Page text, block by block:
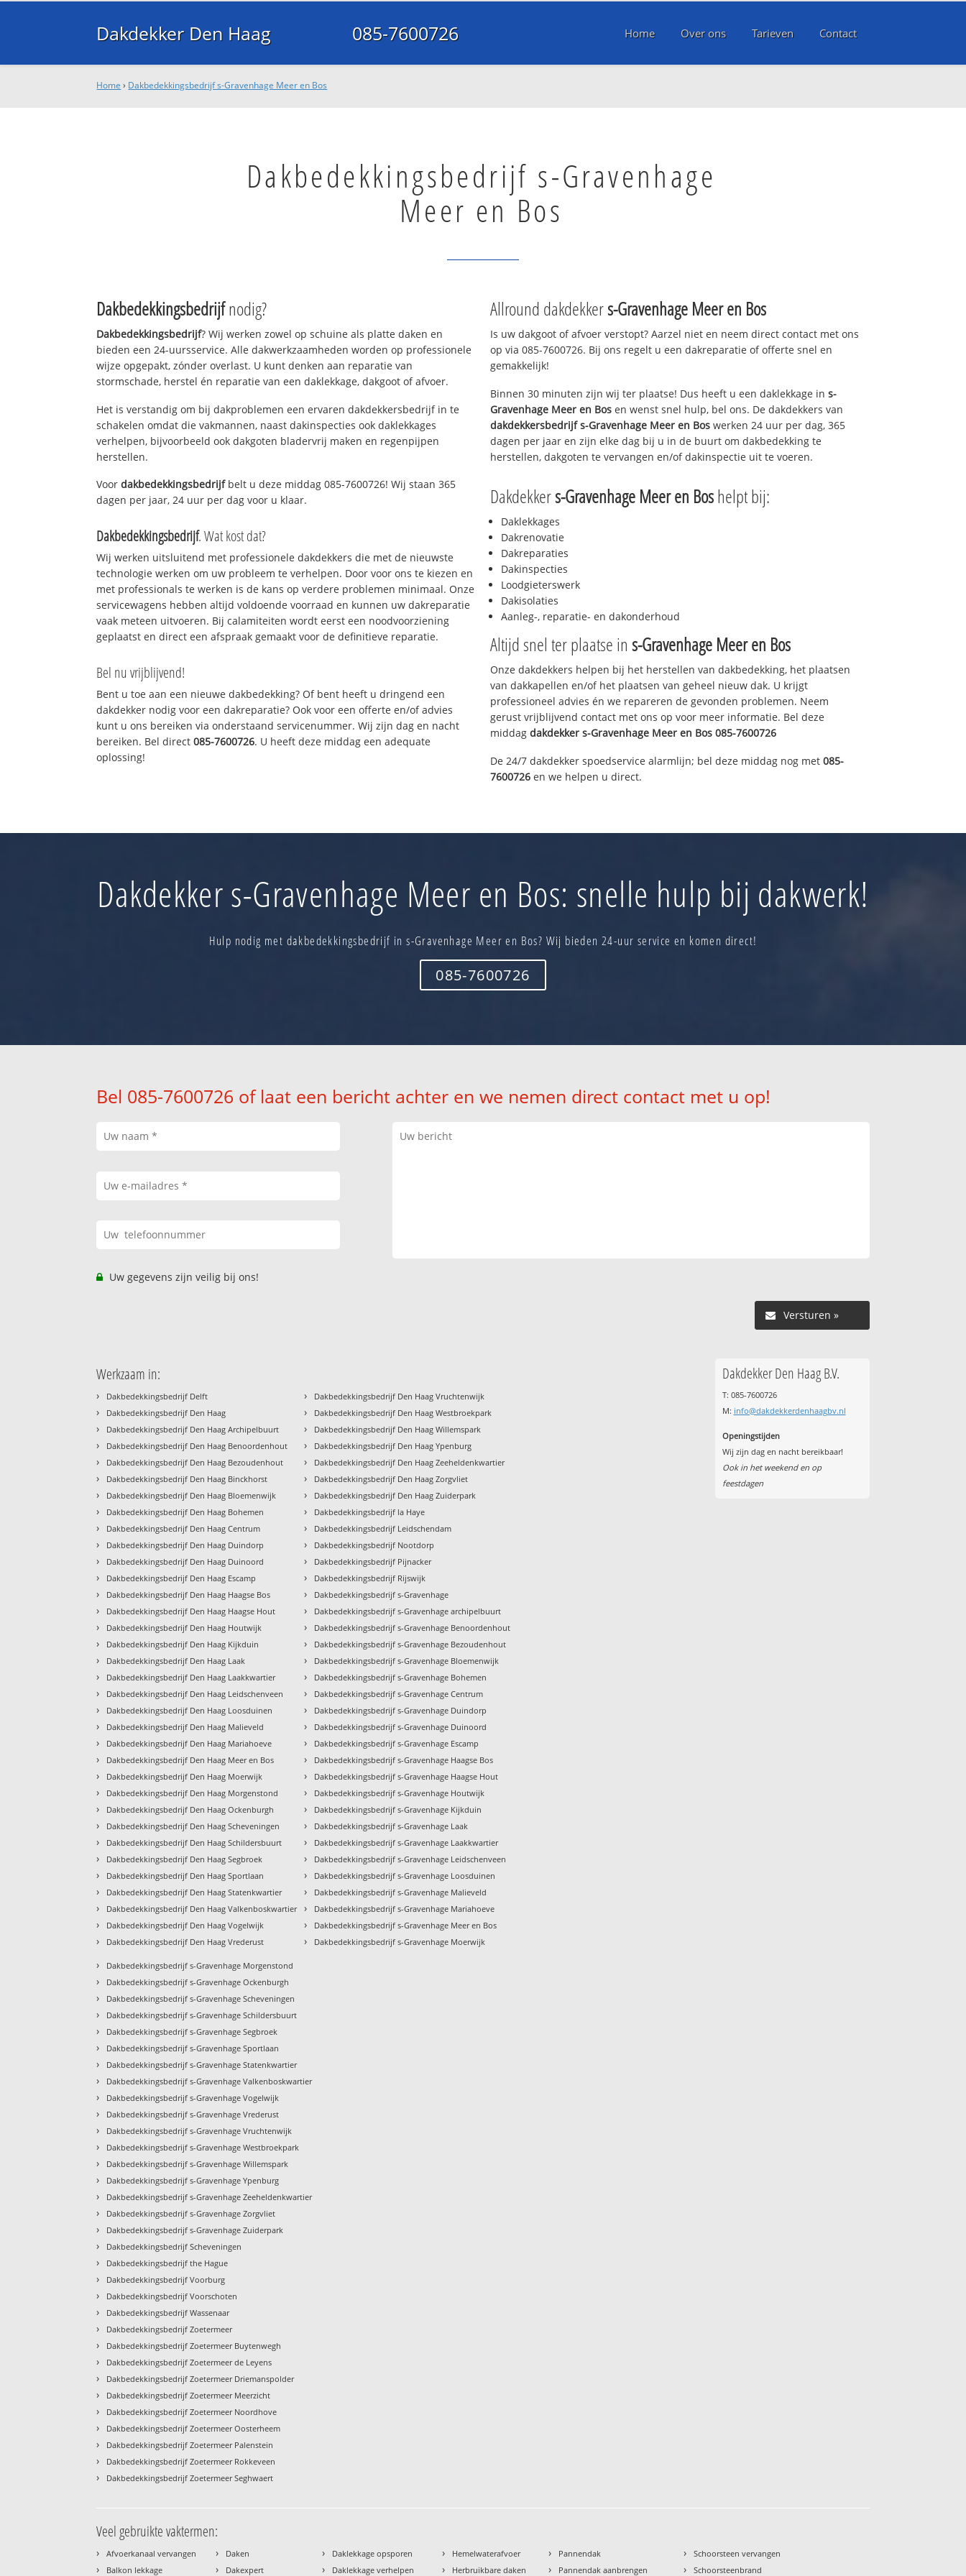
Dakdekker Den Haag 085-7600726 Home Over ons Tarieven Contact
Home › Dakbedekkingsbedrijf s-Gravenhage Meer en Bos
Dakbedekkingsbedrijf s-Gravenhage
Meer en Bos
Dakbedekkingsbedrijfnodig?
Dakbedekkingsbedrijf? Wij werken zowel op schuine als platte daken en
bieden een 24-uursservice. Alle dakwerkzaamheden worden op professionele
wijze opgepakt, zónder overlast. U kunt denken aan reparatie van
stormschade, herstel én reparatie van een daklekkage, dakgoot of afvoer.
Het is verstandig om bij dakproblemen een ervaren dakdekkersbedrijf in te
schakelen omdat die vakmannen, naast dakinspecties ook daklekkages
verhelpen, bijvoorbeeld ook dakgoten bladervrij maken en regenpijpen
herstellen.
Voordakbedekkingsbedrijfbelt u deze middag 085-7600726! Wij staan 365
dagen per jaar, 24 uur per dag voor u klaar.
Dakbedekkingsbedrijf. Wat kost dat?
Wij werken uitsluitend met professionele dakdekkers die met de nieuwste
technologie werken om uw probleem te verhelpen. Door voor ons te kiezen en
met professionals te werken is de kans op verdere problemen minimaal. Onze
servicewagens hebben altijd voldoende voorraad en kunnen uw dakreparatie
vaak meteen uitvoeren. Bij calamiteiten wordt eerst een noodvoorziening
geplaatst en direct een afspraak gemaakt voor de definitieve reparatie.
Bel nu vrijblijvend!
Bent u toe aan een nieuwe dakbedekking? Of bent heeft u dringend een
dakdekker nodig voor een dakreparatie? Ook voor een offerte en/of advies
kunt u ons bereiken via onderstaand servicenummer. Wij zijn dag en nacht
bereiken. Bel direct085-7600726. U heeft deze middag een adequate
oplossing!
Allround dakdekkers-Gravenhage Meer en Bos
Is uw dakgoot of afvoer verstopt? Aarzel niet en neem direct contact met ons
op via 085-7600726. Bij ons regelt u een dakreparatie of offerte snel en
gemakkelijk!
Binnen 30 minuten zijn wij ter plaatse! Dus heeft u een daklekkage in s-
Gravenhage Meer en Bos en wenst snel hulp, bel ons. De dakdekkers van
dakdekkersbedrijfs-Gravenhage Meer en Bos werken 24 uur per dag, 365
dagen per jaar en zijn elke dag bij u in de buurt om dakbedekking te
herstellen, dakgoten te vervangen en/of dakinspectie uit te voeren.
Dakdekkers-Gravenhage Meer en Boshelpt bij:
Daklekkages
Dakrenovatie
Dakreparaties
Dakinspecties
Loodgieterswerk
Dakisolaties
Aanleg-, reparatie- en dakonderhoud
Altijd snel ter plaatse in s-Gravenhage Meer en Bos
Onze dakdekkers helpen bij het herstellen van dakbedekking, het plaatsen
van dakkapellen en/of het plaatsen van geheel nieuw dak. U krijgt
professioneel advies én we repareren de gevonden problemen. Neem
gerust vrijblijvend contact met ons op voor meer informatie. Bel deze
middag dakdekker s-Gravenhage Meer en Bos 085-7600726
De 24/7 dakdekker spoedservice alarmlijn; bel deze middag nog met 085-
7600726 en we helpen u direct.
Dakdekker s-Gravenhage Meer en Bos: snelle hulp bij dakwerk!
Hulp nodig met dakbedekkingsbedrijf in s-Gravenhage Meer en Bos? Wij bieden 24-uur service en komen direct!
085-7600726
Bel 085-7600726 of laat een bericht achter en we nemen direct contact met u op!
Uw gegevens zijn veilig bij ons!
Versturen »
Werkzaam in:
› Dakbedekkingsbedrijf Delft
› Dakbedekkingsbedrijf Den Haag
› Dakbedekkingsbedrijf Den Haag Archipelbuurt
› Dakbedekkingsbedrijf Den Haag Benoordenhout
› Dakbedekkingsbedrijf Den Haag Bezoudenhout
› Dakbedekkingsbedrijf Den Haag Binckhorst
› Dakbedekkingsbedrijf Den Haag Bloemenwijk
› Dakbedekkingsbedrijf Den Haag Bohemen
› Dakbedekkingsbedrijf Den Haag Centrum
› Dakbedekkingsbedrijf Den Haag Duindorp
› Dakbedekkingsbedrijf Den Haag Duinoord
› Dakbedekkingsbedrijf Den Haag Escamp
› Dakbedekkingsbedrijf Den Haag Haagse Bos
› Dakbedekkingsbedrijf Den Haag Haagse Hout
› Dakbedekkingsbedrijf Den Haag Houtwijk
› Dakbedekkingsbedrijf Den Haag Kijkduin
› Dakbedekkingsbedrijf Den Haag Laak
› Dakbedekkingsbedrijf Den Haag Laakkwartier
› Dakbedekkingsbedrijf Den Haag Leidschenveen
› Dakbedekkingsbedrijf Den Haag Loosduinen
› Dakbedekkingsbedrijf Den Haag Malieveld
› Dakbedekkingsbedrijf Den Haag Mariahoeve
› Dakbedekkingsbedrijf Den Haag Meer en Bos
› Dakbedekkingsbedrijf Den Haag Moerwijk
› Dakbedekkingsbedrijf Den Haag Morgenstond
› Dakbedekkingsbedrijf Den Haag Ockenburgh
› Dakbedekkingsbedrijf Den Haag Scheveningen
› Dakbedekkingsbedrijf Den Haag Schildersbuurt
› Dakbedekkingsbedrijf Den Haag Segbroek
› Dakbedekkingsbedrijf Den Haag Sportlaan
› Dakbedekkingsbedrijf Den Haag Statenkwartier
› Dakbedekkingsbedrijf Den Haag Valkenboskwartier
› Dakbedekkingsbedrijf Den Haag Vogelwijk
› Dakbedekkingsbedrijf Den Haag Vrederust
› Dakbedekkingsbedrijf Den Haag Vruchtenwijk
› Dakbedekkingsbedrijf Den Haag Westbroekpark
› Dakbedekkingsbedrijf Den Haag Willemspark
› Dakbedekkingsbedrijf Den Haag Ypenburg
› Dakbedekkingsbedrijf Den Haag Zeeheldenkwartier
› Dakbedekkingsbedrijf Den Haag Zorgvliet
› Dakbedekkingsbedrijf Den Haag Zuiderpark
› Dakbedekkingsbedrijf la Haye
› Dakbedekkingsbedrijf Leidschendam
› Dakbedekkingsbedrijf Nootdorp
› Dakbedekkingsbedrijf Pijnacker
› Dakbedekkingsbedrijf Rijswijk
› Dakbedekkingsbedrijf s-Gravenhage
› Dakbedekkingsbedrijf s-Gravenhage archipelbuurt
› Dakbedekkingsbedrijf s-Gravenhage Benoordenhout
› Dakbedekkingsbedrijf s-Gravenhage Bezoudenhout
› Dakbedekkingsbedrijf s-Gravenhage Bloemenwijk
› Dakbedekkingsbedrijf s-Gravenhage Bohemen
› Dakbedekkingsbedrijf s-Gravenhage Centrum
› Dakbedekkingsbedrijf s-Gravenhage Duindorp
› Dakbedekkingsbedrijf s-Gravenhage Duinoord
› Dakbedekkingsbedrijf s-Gravenhage Escamp
› Dakbedekkingsbedrijf s-Gravenhage Haagse Bos
› Dakbedekkingsbedrijf s-Gravenhage Haagse Hout
› Dakbedekkingsbedrijf s-Gravenhage Houtwijk
› Dakbedekkingsbedrijf s-Gravenhage Kijkduin
› Dakbedekkingsbedrijf s-Gravenhage Laak
› Dakbedekkingsbedrijf s-Gravenhage Laakkwartier
› Dakbedekkingsbedrijf s-Gravenhage Leidschenveen
› Dakbedekkingsbedrijf s-Gravenhage Loosduinen
› Dakbedekkingsbedrijf s-Gravenhage Malieveld
› Dakbedekkingsbedrijf s-Gravenhage Mariahoeve
› Dakbedekkingsbedrijf s-Gravenhage Meer en Bos
› Dakbedekkingsbedrijf s-Gravenhage Moerwijk
› Dakbedekkingsbedrijf s-Gravenhage Morgenstond
› Dakbedekkingsbedrijf s-Gravenhage Ockenburgh
› Dakbedekkingsbedrijf s-Gravenhage Scheveningen
› Dakbedekkingsbedrijf s-Gravenhage Schildersbuurt
› Dakbedekkingsbedrijf s-Gravenhage Segbroek
› Dakbedekkingsbedrijf s-Gravenhage Sportlaan
› Dakbedekkingsbedrijf s-Gravenhage Statenkwartier
› Dakbedekkingsbedrijf s-Gravenhage Valkenboskwartier
› Dakbedekkingsbedrijf s-Gravenhage Vogelwijk
› Dakbedekkingsbedrijf s-Gravenhage Vrederust
› Dakbedekkingsbedrijf s-Gravenhage Vruchtenwijk
› Dakbedekkingsbedrijf s-Gravenhage Westbroekpark
› Dakbedekkingsbedrijf s-Gravenhage Willemspark
› Dakbedekkingsbedrijf s-Gravenhage Ypenburg
› Dakbedekkingsbedrijf s-Gravenhage Zeeheldenkwartier
› Dakbedekkingsbedrijf s-Gravenhage Zorgvliet
› Dakbedekkingsbedrijf s-Gravenhage Zuiderpark
› Dakbedekkingsbedrijf Scheveningen
› Dakbedekkingsbedrijf the Hague
› Dakbedekkingsbedrijf Voorburg
› Dakbedekkingsbedrijf Voorschoten
› Dakbedekkingsbedrijf Wassenaar
› Dakbedekkingsbedrijf Zoetermeer
› Dakbedekkingsbedrijf Zoetermeer Buytenwegh
› Dakbedekkingsbedrijf Zoetermeer de Leyens
› Dakbedekkingsbedrijf Zoetermeer Driemanspolder
› Dakbedekkingsbedrijf Zoetermeer Meerzicht
› Dakbedekkingsbedrijf Zoetermeer Noordhove
› Dakbedekkingsbedrijf Zoetermeer Oosterheem
› Dakbedekkingsbedrijf Zoetermeer Palenstein
› Dakbedekkingsbedrijf Zoetermeer Rokkeveen
› Dakbedekkingsbedrijf Zoetermeer Seghwaert
Dakdekker Den Haag B.V.
T: 085-7600726
M: info@dakdekkerdenhaagbv.nl
Openingstijden
Wij zijn dag en nacht bereikbaar!
Ook in het weekend en op
feestdagen
Veel gebruikte vaktermen:
› Afvoerkanaal vervangen
› Balkon lekkage
› Daken
› Dakexpert
› Daklekkage opsporen
› Daklekkage verhelpen
› Hemelwaterafvoer
› Herbruikbare daken
› Pannendak
› Pannendak aanbrengen
› Schoorsteen vervangen
› Schoorsteenbrand